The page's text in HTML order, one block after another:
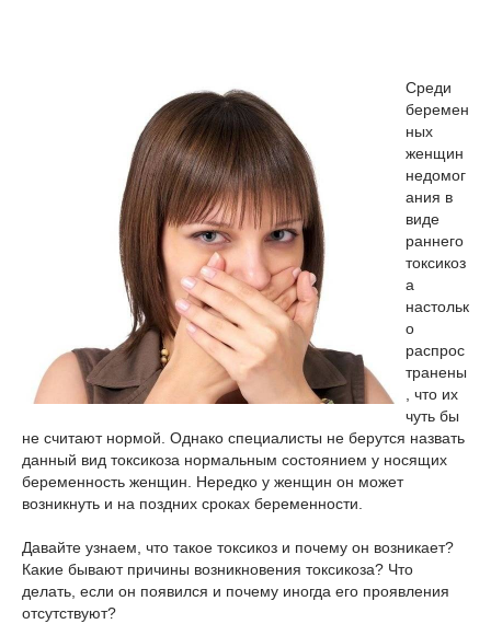
Среди
беремен
ных
женщин
недомог
ания в
виде
раннего
токсикоз
а
настольк
о
распрос
транены
, что их
чуть бы
не считают нормой. Однако специалисты не берутся назвать
данный вид токсикоза нормальным состоянием у носящих
беременность женщин. Нередко у женщин он может
возникнуть и на поздних сроках беременности.
Давайте узнаем, что такое токсикоз и почему он возникает?
Какие бывают причины возникновения токсикоза? Что
делать, если он появился и почему иногда его проявления
отсутствуют?